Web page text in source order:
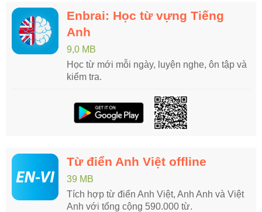
Enbrai: Học từ vựng Tiếng
Anh
9,0 MB
Học từ mới mỗi ngày, luyện nghe, ôn tập và
kiểm tra.
Từ điển Anh Việt offline
39 MB
Tích hợp từ điển Anh Việt, Anh Anh và Việt
Anh với tổng cộng 590.000 từ.